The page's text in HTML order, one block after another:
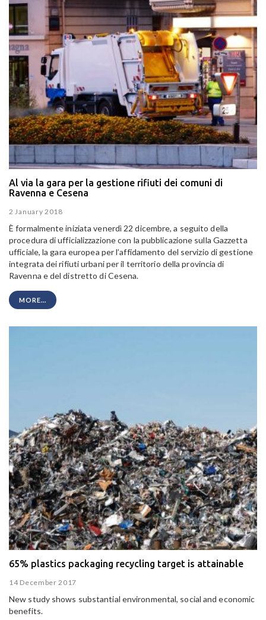
Al via la gara per la gestione rifiuti dei comuni di
Ravenna e Cesena
2 January 2018
È formalmente iniziata venerdì 22 dicembre, a seguito della
procedura di ufficializzazione con la pubblicazione sulla Gazzetta
ufficiale, la gara europea per l’affidamento del servizio di gestione
integrata dei rifiuti urbani per il territorio della provincia di
Ravenna e del distretto di Cesena.
MORE...
65% plastics packaging recycling target is attainable
14 December 2017
New study shows substantial environmental, social and economic
benefits.